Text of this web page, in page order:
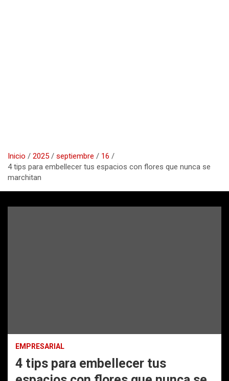
Inicio 2025 septiembre
16
4 tips para embellecer tus espacios con flores que nunca se
marchitan
EMPRESARIAL
4 tips para embellecer tus